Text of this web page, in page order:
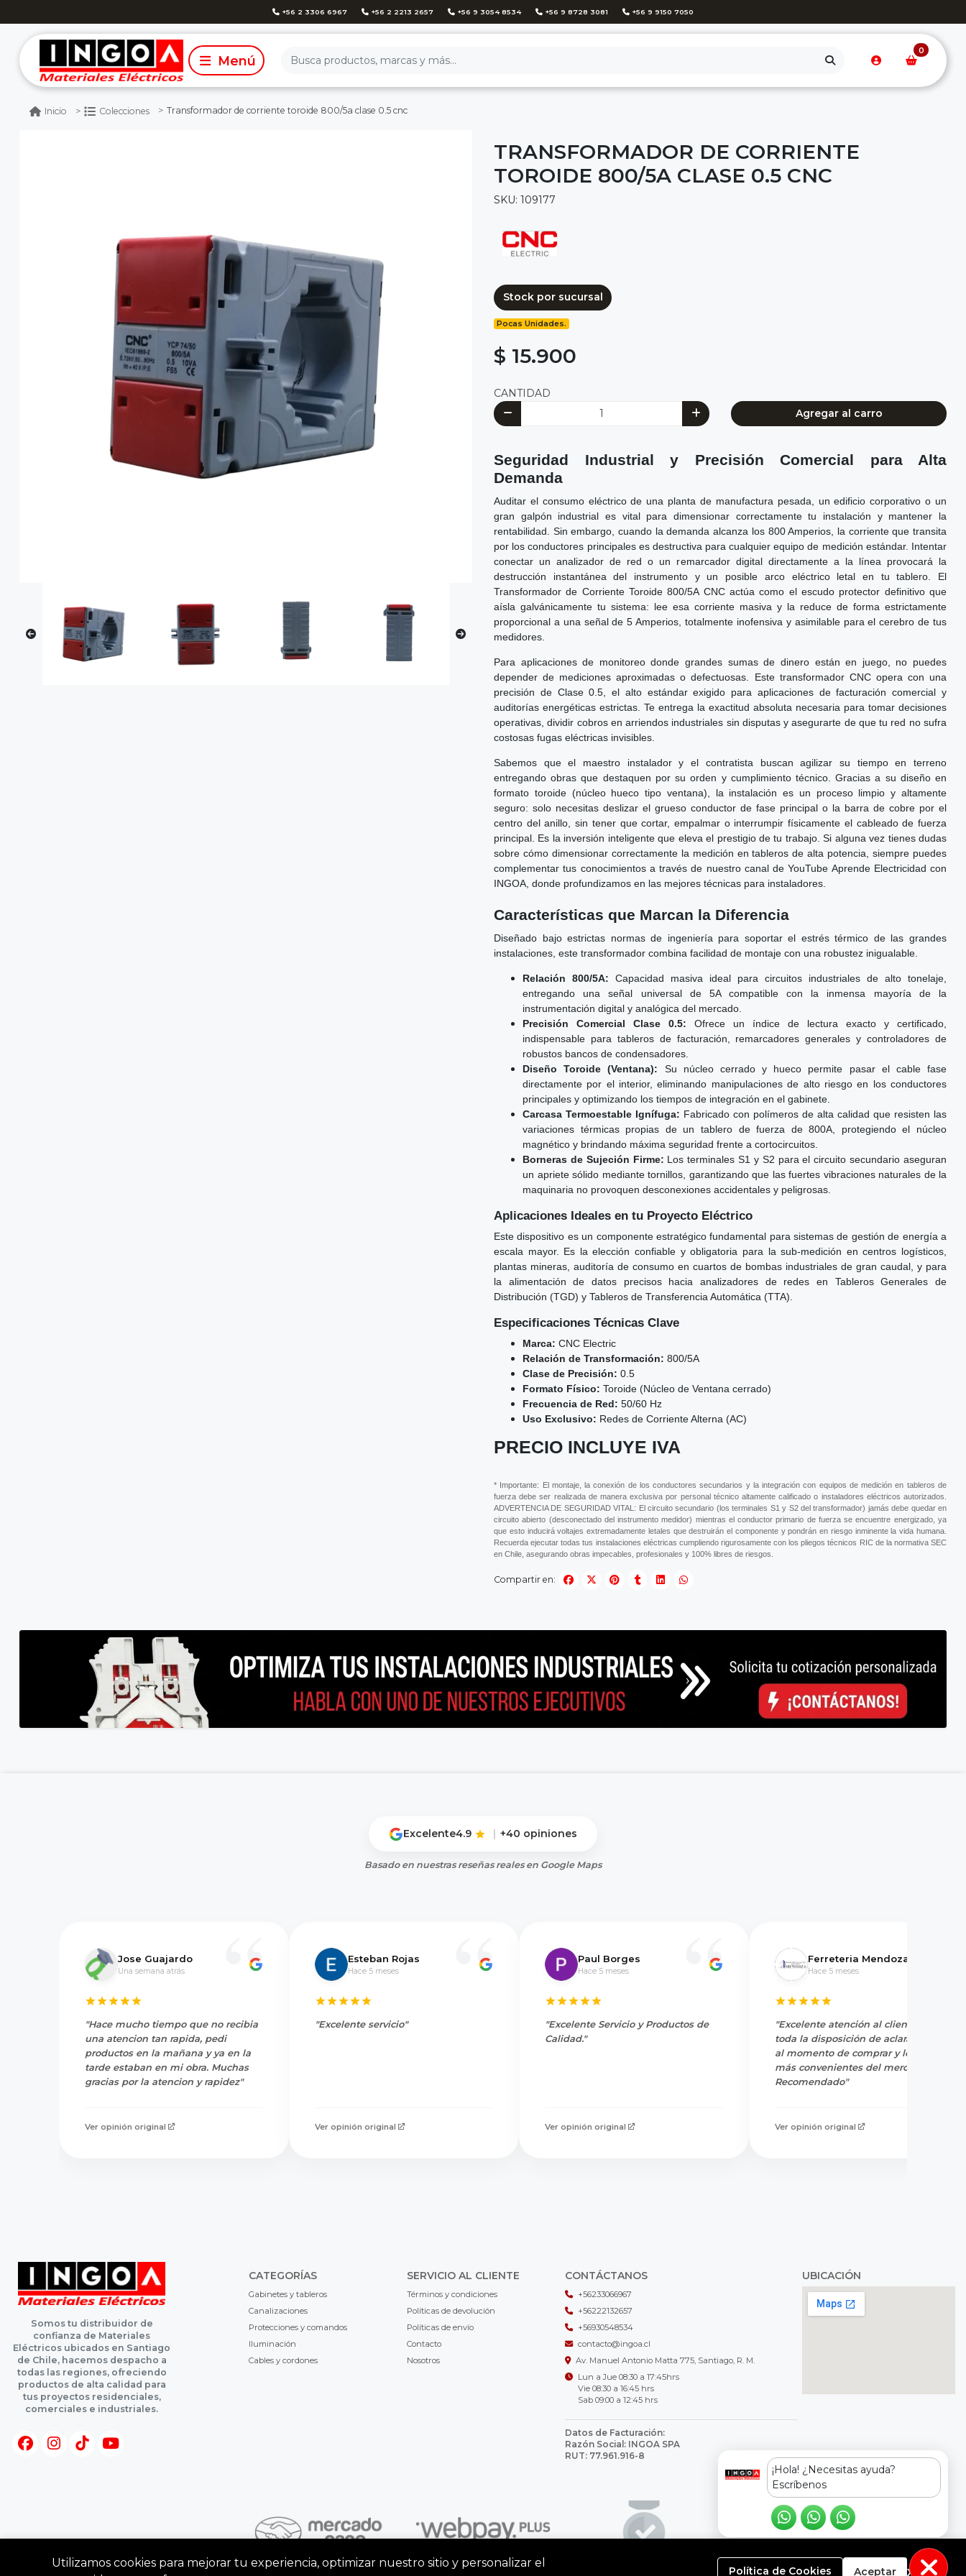
+56 2 3306 6967 +56 2 2213 2657 +56 9 3054 8534 +56 9 8728 3081 +56 9 9150 7050
0
Inicio Colecciones Transformador de corriente toroide 800/5a clase 0.5 cnc
TRANSFORMADOR DE CORRIENTE
TOROIDE 800/5A CLASE 0.5 CNC
SKU: 109177
Stock por sucursal
Pocas Unidades.
$ 15.900
CANTIDAD
Agregar al carro
Seguridad Industrial y Precisión Comercial para Alta
Demanda
Auditar el consumo eléctrico de una planta de manufactura pesada, un edificio corporativo o un
gran galpón industrial es vital para dimensionar correctamente tu instalación y mantener la
rentabilidad. Sin embargo, cuando la demanda alcanza los 800 Amperios, la corriente que transita
por los conductores principales es destructiva para cualquier equipo de medición estándar. Intentar
conectar un analizador de red o un remarcador digital directamente a la línea provocará la
destrucción instantánea del instrumento y un posible arco eléctrico letal en tu tablero. El
Transformador de Corriente Toroide 800/5A CNC actúa como el escudo protector definitivo que
aísla galvánicamente tu sistema: lee esa corriente masiva y la reduce de forma estrictamente
proporcional a una señal de 5 Amperios, totalmente inofensiva y asimilable para el cerebro de tus
medidores.
Para aplicaciones de monitoreo donde grandes sumas de dinero están en juego, no puedes
depender de mediciones aproximadas o defectuosas. Este transformador CNC opera con una
precisión de Clase 0.5, el alto estándar exigido para aplicaciones de facturación comercial y
auditorías energéticas estrictas. Te entrega la exactitud absoluta necesaria para tomar decisiones
operativas, dividir cobros en arriendos industriales sin disputas y asegurarte de que tu red no sufra
costosas fugas eléctricas invisibles.
Sabemos que el maestro instalador y el contratista buscan agilizar su tiempo en terreno
entregando obras que destaquen por su orden y cumplimiento técnico. Gracias a su diseño en
formato toroide (núcleo hueco tipo ventana), la instalación es un proceso limpio y altamente
seguro: solo necesitas deslizar el grueso conductor de fase principal o la barra de cobre por el
centro del anillo, sin tener que cortar, empalmar o interrumpir físicamente el cableado de fuerza
principal. Es la inversión inteligente que eleva el prestigio de tu trabajo. Si alguna vez tienes dudas
sobre cómo dimensionar correctamente la medición en tableros de alta potencia, siempre puedes
complementar tus conocimientos a través de nuestro canal de YouTube Aprende Electricidad con
INGOA, donde profundizamos en las mejores técnicas para instaladores.
Características que Marcan la Diferencia
Diseñado bajo estrictas normas de ingeniería para soportar el estrés térmico de las grandes
instalaciones, este transformador combina facilidad de montaje con una robustez inigualable.
Relación 800/5A: Capacidad masiva ideal para circuitos industriales de alto tonelaje,
entregando una señal universal de 5A compatible con la inmensa mayoría de la
instrumentación digital y analógica del mercado.
Precisión Comercial Clase 0.5: Ofrece un índice de lectura exacto y certificado,
indispensable para tableros de facturación, remarcadores generales y controladores de
robustos bancos de condensadores.
Diseño Toroide (Ventana): Su núcleo cerrado y hueco permite pasar el cable fase
directamente por el interior, eliminando manipulaciones de alto riesgo en los conductores
principales y optimizando los tiempos de integración en el gabinete.
Carcasa Termoestable Ignífuga: Fabricado con polímeros de alta calidad que resisten las
variaciones térmicas propias de un tablero de fuerza de 800A, protegiendo el núcleo
magnético y brindando máxima seguridad frente a cortocircuitos.
Borneras de Sujeción Firme: Los terminales S1 y S2 para el circuito secundario aseguran
un apriete sólido mediante tornillos, garantizando que las fuertes vibraciones naturales de la
maquinaria no provoquen desconexiones accidentales y peligrosas.
Aplicaciones Ideales en tu Proyecto Eléctrico
Este dispositivo es un componente estratégico fundamental para sistemas de gestión de energía a
escala mayor. Es la elección confiable y obligatoria para la sub-medición en centros logísticos,
plantas mineras, auditoría de consumo en cuartos de bombas industriales de gran caudal, y para
la alimentación de datos precisos hacia analizadores de redes en Tableros Generales de
Distribución (TGD) y Tableros de Transferencia Automática (TTA).
Especificaciones Técnicas Clave
Marca: CNC Electric
Relación de Transformación: 800/5A
Clase de Precisión: 0.5
Formato Físico: Toroide (Núcleo de Ventana cerrado)
Frecuencia de Red: 50/60 Hz
Uso Exclusivo: Redes de Corriente Alterna (AC)
PRECIO INCLUYE IVA
* Importante: El montaje, la conexión de los conductores secundarios y la integración con equipos de medición en tableros de
fuerza debe ser realizada de manera exclusiva por personal técnico altamente calificado o instaladores eléctricos autorizados.
ADVERTENCIA DE SEGURIDAD VITAL: El circuito secundario (los terminales S1 y S2 del transformador) jamás debe quedar en
circuito abierto (desconectado del instrumento medidor) mientras el conductor primario de fuerza se encuentre energizado, ya
que esto inducirá voltajes extremadamente letales que destruirán el componente y pondrán en riesgo inminente la vida humana.
Recuerda ejecutar todas tus instalaciones eléctricas cumpliendo rigurosamente con los pliegos técnicos RIC de la normativa SEC
en Chile, asegurando obras impecables, profesionales y 100% libres de riesgos.
Compartir en:
Excelente4.9 | +40 opiniones
Basado en nuestras reseñas reales en Google Maps
Jose Guajardo
Una semana atrás
"Hace mucho tiempo que no recibia
una atencion tan rapida, pedi
productos en la mañana y ya en la
tarde estaban en mi obra. Muchas
gracias por la atencion y rapidez"
Ver opinión original
Esteban Rojas
Hace 5 meses
"Excelente servicio"
Ver opinión original
Paul Borges
Hace 5 meses
"Excelente Servicio y Productos de
Calidad."
Ver opinión original
Ferreteria Mendoza
Hace 5 meses
"Excelente atención al cliente, tienen
toda la disposición de aclarar dudas
al momento de comprar y los precios
más convenientes del mercado.
Recomendado"
Ver opinión original
Somos tu distribuidor de
confianza de Materiales
Eléctricos ubicados en Santiago
de Chile, hacemos despacho a
todas las regiones, ofreciendo
productos de alta calidad para
tus proyectos residenciales,
comerciales e industriales.
CATEGORÍAS
Gabinetes y tableros
Canalizaciones
Protecciones y comandos
Iluminación
Cables y cordones
SERVICIO AL CLIENTE
Términos y condiciones
Políticas de devolución
Políticas de envío
Contacto
Nosotros
CONTÁCTANOS
+56233066967
+56222132657
+56930548534
contacto@ingoa.cl
Av. Manuel Antonio Matta 775, Santiago, R. M.
Lun a Jue 08:30 a 17:45hrs
Vie 08:30 a 16:45 hrs
Sab 09:00 a 12:45 hrs
Datos de Facturación:
Razón Social: INGOA SPA
RUT: 77.961.916-8
UBICACIÓN
¡Hola! ¿Necesitas ayuda?
Escríbenos
Utilizamos cookies para mejorar tu experiencia, optimizar nuestro sitio y personalizar el
Política de Cookies Aceptar x